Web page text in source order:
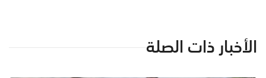
الأخبار ذات الصلة